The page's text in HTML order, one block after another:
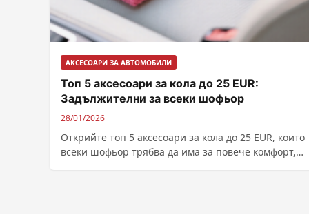
АКСЕСОАРИ ЗА АВТОМОБИЛИ
Топ 5 аксесоари за кола до 25 EUR:
Задължителни за всеки шофьор
28/01/2026
Открийте топ 5 аксесоари за кола до 25 EUR, които
всеки шофьор трябва да има за повече комфорт,